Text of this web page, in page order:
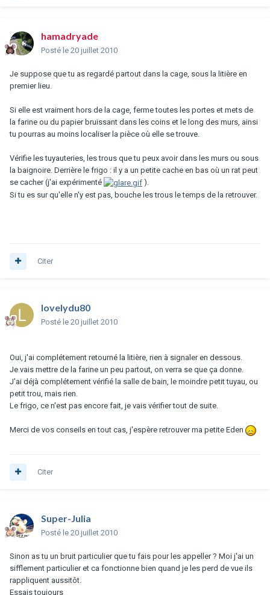
hamadryade
Posté le 20 juillet 2010
Je suppose que tu as regardé partout dans la cage, sous la litière en
premier lieu.
Si elle est vraiment hors de la cage, ferme toutes les portes et mets de
la farine ou du papier bruissant dans les coins et le long des murs, ainsi
tu pourras au moins localiser la pièce où elle se trouve.
Vérifie les tuyauteries, les trous que tu peux avoir dans les murs ou sous
la baignoire. Derrière le frigo : il y a un petite cache en bas où un rat peut
se cacher (j'ai expérimenté
).
Si tu es sur qu'elle n'y est pas, bouche les trous le temps de la retrouver.
Citer
lovelydu80
Posté le 20 juillet 2010
Oui, j'ai complétement retourné la litière, rien à signaler en dessous.
Je vais mettre de la farine un peu partout, on verra se que ça donne.
J'ai déjà complétement vérifié la salle de bain, le moindre petit tuyau, ou
petit trou, mais rien.
Le frigo, ce n'est pas encore fait, je vais vérifier tout de suite.
Merci de vos conseils en tout cas, j'espère retrouver ma petite Eden
Citer
Super-Julia
Posté le 20 juillet 2010
Sinon as tu un bruit particulier que tu fais pour les appeller ? Moi j'ai un
sifflement particulier et ca fonctionne bien quand je les perd de vue ils
rappliquent aussitôt.
Essais toujours